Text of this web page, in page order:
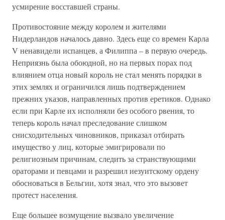
усмирение восставшей страны.
Противостояние между королем и жителями
Нидерландов началось давно. Здесь еще со времен Карла
V ненавидели испанцев, а Филиппа – в первую очередь.
Неприязнь была обоюдной, но на первых порах под
влиянием отца новый король не стал менять порядки в
этих землях и ограничился лишь подтверждением
прежних указов, направленных против еретиков. Однако
если при Карле их исполняли без особого рвения, то
теперь король начал преследование слишком
снисходительных чиновников, приказал отбирать
имущество у лиц, которые эмигрировали по
религиозным причинам, следить за странствующими
ораторами и певцами и разрешил иезуитскому ордену
обосноваться в Бельгии, хотя знал, что это вызовет
протест населения.
Еще большее возмущение вызвало увеличение